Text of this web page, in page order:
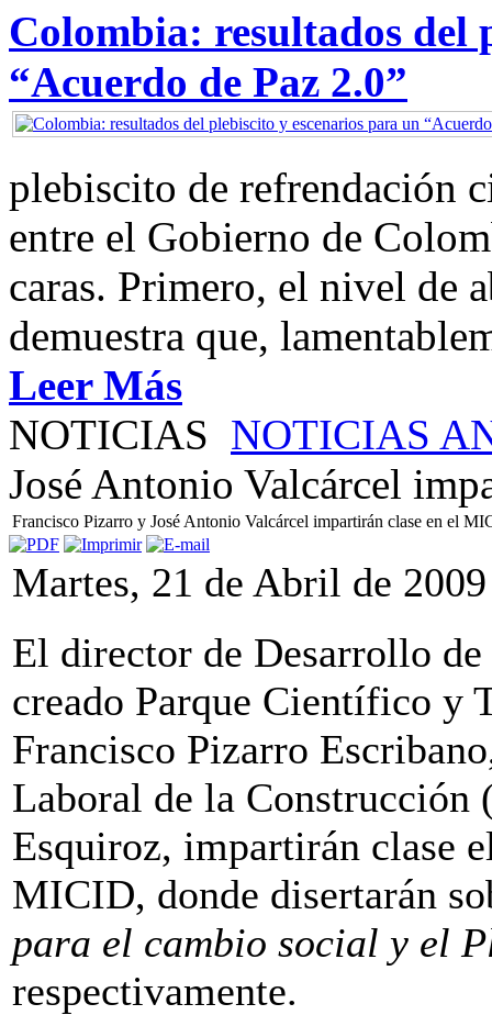
Colombia: resultados del
“Acuerdo de Paz 2.0”
plebiscito de refrendación
entre el Gobierno de
caras. Primero, el nivel de
demuestra que,
Leer Más
NOTICIAS NOTICIAS
José Antonio Valcárcel
Francisco Pizarro y José Antonio Valcárcel impartirán clase en el
Martes, 21 de Abril de 2009
El director de Desarrollo
creado Parque Científico y
Francisco Pizarro
Laboral de la Construcción
Esquiroz, impartirán clase
MICID, donde disertarán
para el cambio social y el
respectivamente.